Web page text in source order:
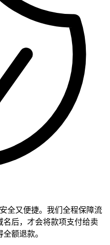
全又便捷。我们全程保障流
后，才会将款项支付给卖
额退款。